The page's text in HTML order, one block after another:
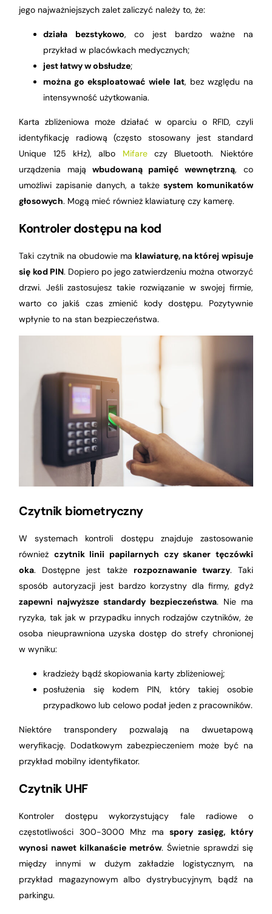
jego najważniejszych zalet zaliczyć należy to, że:
działa bezstykowo, co jest bardzo ważne na
przykład w placówkach medycznych;
jest łatwy w obsłudze;
można go eksploatować wiele lat, bez względu na
intensywność użytkowania.
Karta zbliżeniowa może działać w oparciu o RFID, czyli
identyfikację radiową (często stosowany jest standard
Unique 125 kHz), albo Mifareczy Bluetooth. Niektóre
urządzenia mają wbudowaną pamięć wewnętrzną, co
umożliwi zapisanie danych, a takżesystem komunikatów
głosowych. Mogą mieć również klawiaturę czy kamerę.
Kontroler dostępu na kod
Taki czytnik na obudowie ma klawiaturę, na której wpisuje
się kod PIN. Dopiero po jego zatwierdzeniu można otworzyć
drzwi. Jeśli zastosujesz takie rozwiązanie w swojej firmie,
warto co jakiś czas zmienić kody dostępu. Pozytywnie
wpłynie to na stan bezpieczeństwa.
Czytnik biometryczny
W systemach kontroli dostępu znajduje zastosowanie
również czytnik linii papilarnych czy skaner tęczówki
oka. Dostępne jest także rozpoznawanie twarzy. Taki
sposób autoryzacji jest bardzo korzystny dla firmy, gdyż
zapewni najwyższe standardy bezpieczeństwa. Nie ma
ryzyka, tak jak w przypadku innych rodzajów czytników, że
osoba nieuprawniona uzyska dostęp do strefy chronionej
w wyniku:
kradzieży bądź skopiowania karty zbliżeniowej;
posłużenia się kodem PIN, który takiej osobie
przypadkowo lub celowo podał jeden z pracowników.
Niektóre transpondery pozwalają na dwuetapową
weryfikację. Dodatkowym zabezpieczeniem może być na
przykład mobilny identyfikator.
Czytnik UHF
Kontroler dostępu wykorzystujący fale radiowe o
częstotliwości 300-3000 Mhz ma spory zasięg, który
wynosi nawet kilkanaście metrów. Świetnie sprawdzi się
między innymi w dużym zakładzie logistycznym, na
przykład magazynowym albo dystrybucyjnym, bądź na
parkingu.